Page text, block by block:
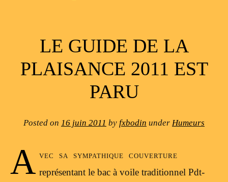
LE GUIDE DE LA
PLAISANCE 2011 EST
PARU
Posted on 16 juin 2011 by fxbodin under Humeurs
A vec sa sympathique couverture
représentant le bac à voile traditionnel Pdt-